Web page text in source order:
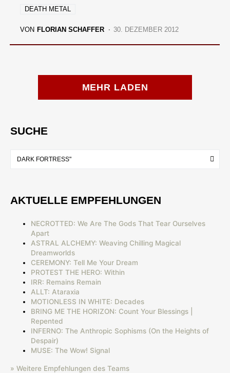
DEATH METAL
VON FLORIAN SCHAFFER 30. DEZEMBER 2012
MEHR LADEN
SUCHE
AKTUELLE EMPFEHLUNGEN
NECROTTED: We Are The Gods That Tear Ourselves
Apart
ASTRAL ALCHEMY: Weaving Chilling Magical
Dreamworlds
CEREMONY: Tell Me Your Dream
PROTEST THE HERO: Within
IRR: Remains Remain
ALLT: Ataraxia
MOTIONLESS IN WHITE: Decades
BRING ME THE HORIZON: Count Your Blessings |
Repented
INFERNO: The Anthropic Sophisms (On the Heights of
Despair)
MUSE: The Wow! Signal
» Weitere Empfehlungen des Teams